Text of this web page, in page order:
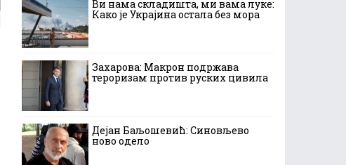
Ви нама складишта, ми вама луке:
Како је Украјина остала без мора
Захарова: Макрон подржава
тероризам против руских цивила
Дејан Баљошевић: Синовљево
ново одело